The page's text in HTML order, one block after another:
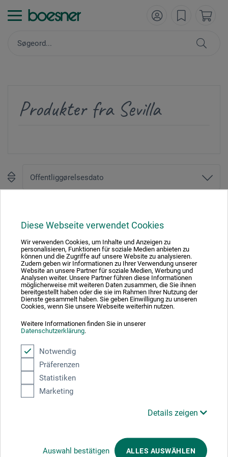
Diese Webseite verwendet Cookies
Wir verwenden Cookies, um Inhalte und Anzeigen zu
personalisieren, Funktionen für soziale Medien anbieten zu
können und die Zugriffe auf unsere Website zu analysieren.
Zudem geben wir Informationen zu Ihrer Verwendung unserer
Website an unsere Partner für soziale Medien, Werbung und
Analysen weiter. Unsere Partner führen diese Informationen
möglicherweise mit weiteren Daten zusammen, die Sie ihnen
bereitgestellt haben oder die sie im Rahmen Ihrer Nutzung der
Dienste gesammelt haben. Sie geben Einwilligung zu unseren
Cookies, wenn Sie unsere Webseite weiterhin nutzen.
Weitere Informationen finden Sie in unserer
Datenschutzerklärung.
Notwendig
Präferenzen
Statistiken
Marketing
Details zeigen
Auswahl bestätigen ALLES AUSWÄHLEN
Produkter fra Sevilla
Absolut sikker
Betalingsmetoder
Produktkategorier